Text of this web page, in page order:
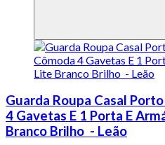
Guarda Roupa Casal
4 Gavetas E 1 Porta E
Branco Brilho - Leão